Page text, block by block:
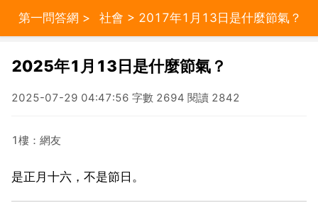
第一問答網 > 社會 > 2017年1月13日是什麼節氣？
2025年1月13日是什麼節氣？
2025-07-29 04:47:56 字數 2694 閱讀 2842
1樓：網友
是正月十六，不是節日。